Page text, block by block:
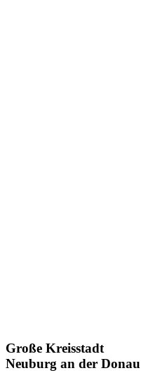
Große Kreisstadt
Neuburg an der Donau